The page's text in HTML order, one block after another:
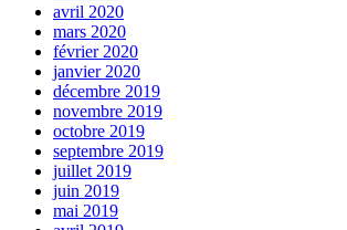
avril 2020
mars 2020
février 2020
janvier 2020
décembre 2019
novembre 2019
octobre 2019
septembre 2019
juillet 2019
juin 2019
mai 2019